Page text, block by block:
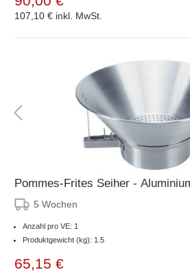
107,10 € inkl. MwSt.
Pommes-Frites Seiher -
5 Wochen
Anzahl pro VE: 1
Produktgewicht (kg): 1.5
65,15 €